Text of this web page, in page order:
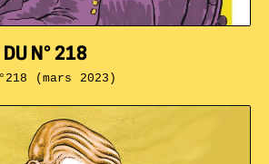
N° 218
(mars 2023)